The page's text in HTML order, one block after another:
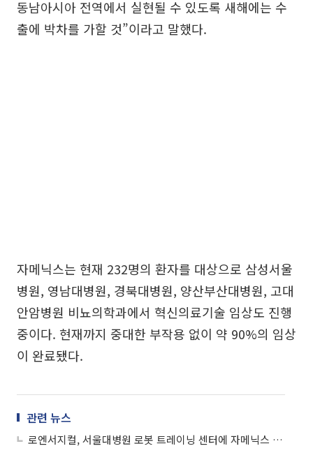
동남아시아 전역에서 실현될 수 있도록 새해에는 수
출에 박차를 가할 것”이라고 말했다.
자메닉스는 현재 232명의 환자를 대상으로 삼성서울
병원, 영남대병원, 경북대병원, 양산부산대병원, 고대
안암병원 비뇨의학과에서 혁신의료기술 임상도 진행
중이다. 현재까지 중대한 부작용 없이 약 90%의 임상
이 완료됐다.
관련 뉴스
로엔서지컬, 서울대병원 로봇 트레이닝 센터에 자메닉스 공급